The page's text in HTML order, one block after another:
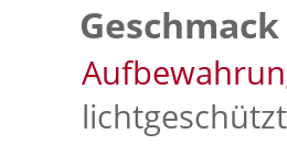
Geschmack